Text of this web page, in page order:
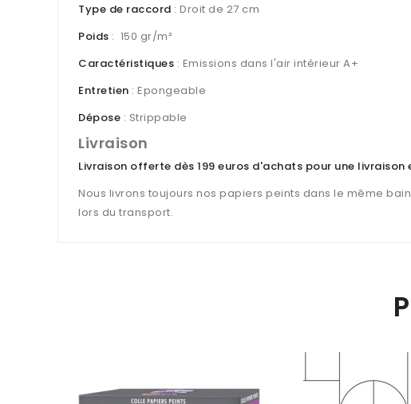
Type de raccord : Droit de 27 cm
Poids : 150 gr/m²
Caractéristiques : Emissions dans l'air intérieur A+
Entretien : Epongeable
Dépose : Strippable
Livraison
Livraison offerte dès 199 euros d'achats pour une
Nous livrons toujours nos papiers peints dans le même
lors du transport.